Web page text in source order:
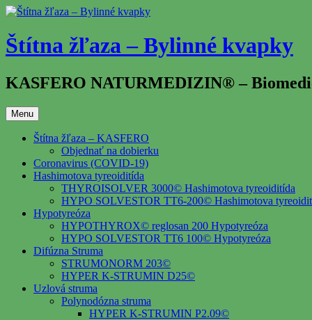
Prejsť
obsah
Štítna žľaza – Bylinné kvapky
KASFERO NATURMEDIZIN® –
Menu
Štítna žľaza – KASFERO
Objednať na dobierku
Coronavirus (COVID-19)
Hashimotova tyreoiditída
THYROISOLVER 3000© Hashimotova tyreoiditída
HYPO SOLVESTOR TT6-200© Hashimotova
Hypotyreóza
HYPOTHYROX© reglosan 200 Hypotyreóza
HYPO SOLVESTOR TT6 100© Hypotyreóza
Difúzna Struma
STRUMONORM 203©
HYPER K-STRUMIN D25©
Uzlová struma
Polynodózna struma
HYPER K-STRUMIN P2.09©